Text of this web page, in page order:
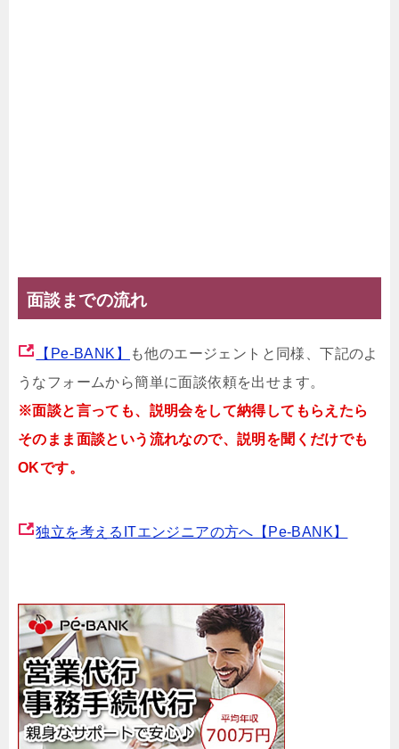
面談までの流れ
【Pe-BANK】
も他のエージェントと同様、下記のよ
うなフォームから簡単に面談依頼を出せます。
※面談と言っても、説明会をして納得してもらえたら
そのまま面談という流れなので、説明を聞くだけでも
OKです。
独立を考えるITエンジニアの方へ【Pe-BANK】